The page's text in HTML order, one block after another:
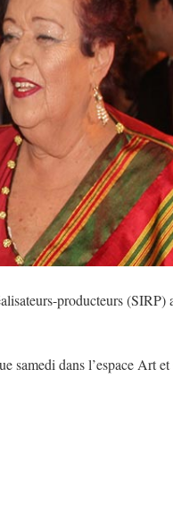
producteurs (SIRP)
samedi dans l’espace Art